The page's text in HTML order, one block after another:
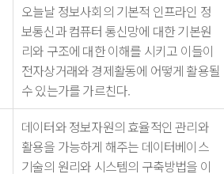
오늘날 정보사회의 기본적 인프라인 정
보통신과 컴퓨터 통신망에 대한 기본원
리와 구조에 대한 이해를 시키고 이들이
전자상거래와 경제활동에 어떻게 활용될
수 있는가를 가르친다.
데이터와 정보자원의 효율적인 관리와
활용을 가능하게 해주는 데이터베이스
기술의 원리와 시스템의 구축방법을 이